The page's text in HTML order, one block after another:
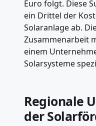
Euro folgt. Diese
ein Drittel der
Solaranlage ab.
Zusammenarbeit
einem
Solarsysteme
Regionale
der